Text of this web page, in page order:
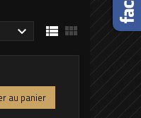
  
au panier